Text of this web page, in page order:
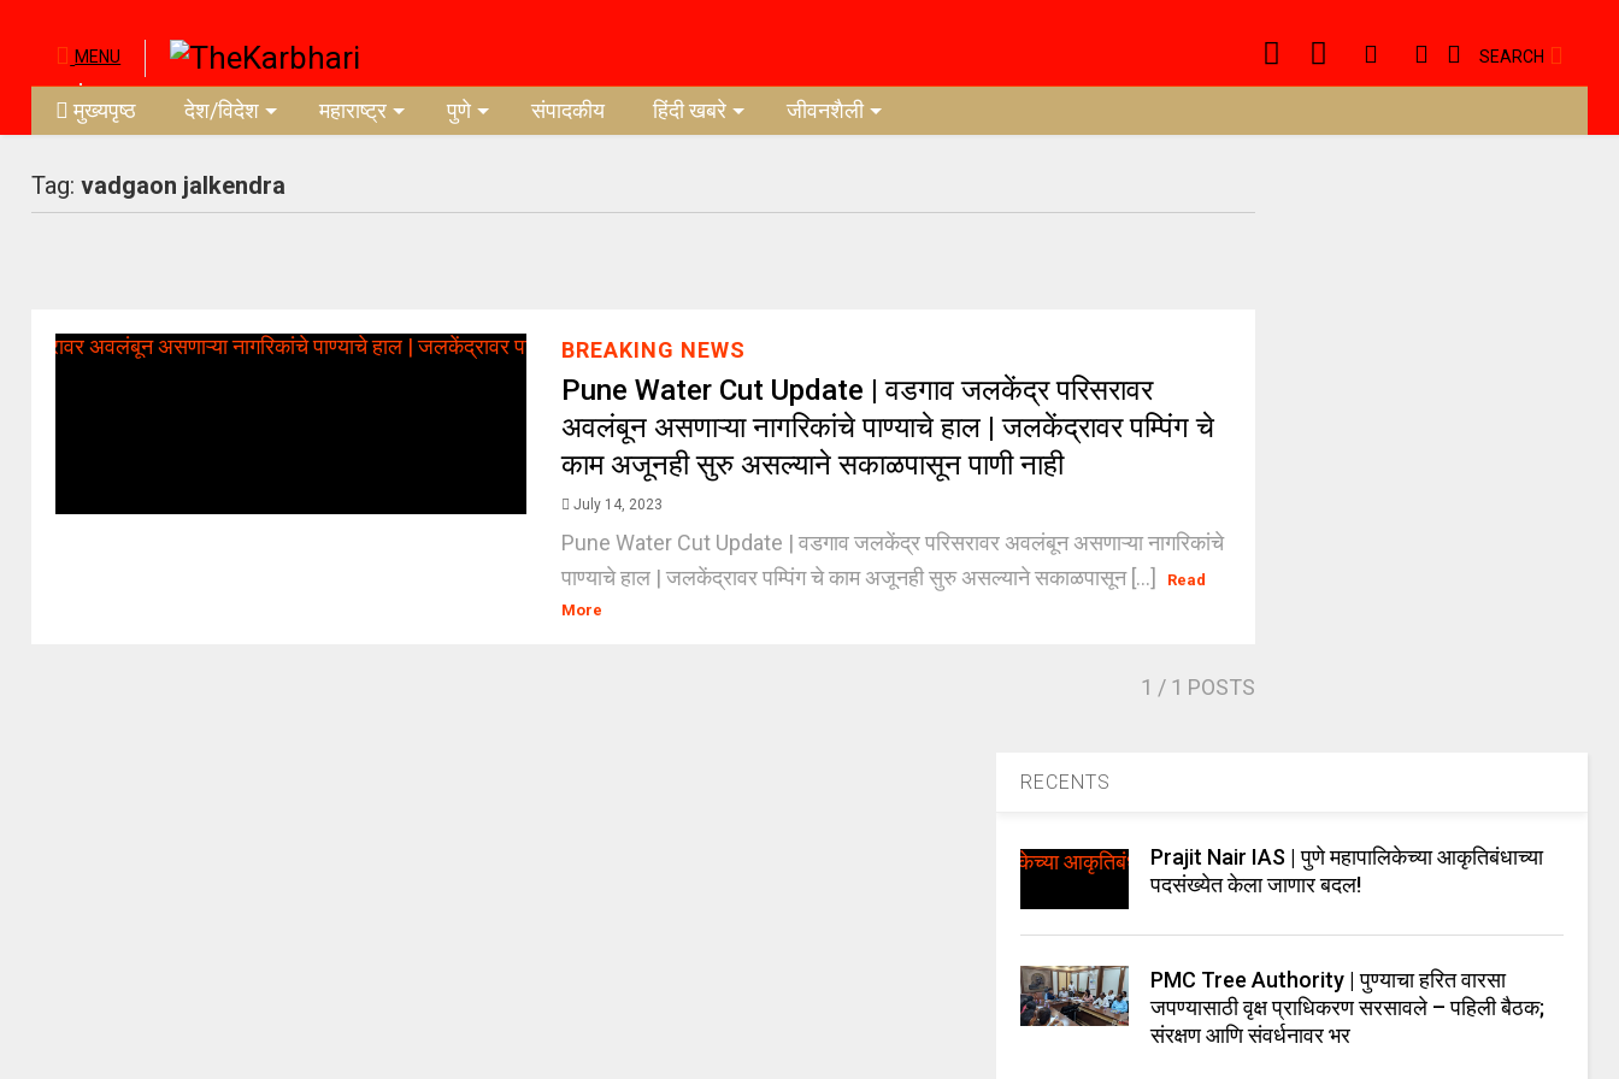
MENU SEARCH
मुख्यपृष्ठ देश/विदेश महाराष्ट्र पुणे संपादकीय हिंदी खबरे जीवनशैली
Tag:vadgaon jalkendra
BREAKING NEWS
Pune Water Cut Update | वडगाव जलकेंद्र परिसरावर
अवलंबून असणाऱ्या नागरिकांचे पाण्याचे हाल | जलकेंद्रावर पम्पिंग चे
काम अजूनही सुरु असल्याने सकाळपासून पाणी नाही
July 14, 2023
Pune Water Cut Update | वडगाव जलकेंद्र परिसरावर अवलंबून असणाऱ्या नागरिकांचे
पाण्याचे हाल | जलकेंद्रावर पम्पिंग चे काम अजूनही सुरु असल्याने सकाळपासून [...]
Read
More
1 / 1 POSTS
RECENTS
Prajit Nair IAS | पुणे महापालिकेच्या आकृतिबंधाच्या
पदसंख्येत केला जाणार बदल!
PMC Tree Authority | पुण्याचा हरित वारसा
जपण्यासाठी वृक्ष प्राधिकरण सरसावले – पहिली बैठक;
संरक्षण आणि संवर्धनावर भर